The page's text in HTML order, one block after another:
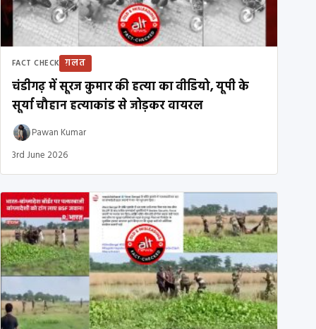
FACT CHECK ग़लत
चंडीगढ़ में सूरज कुमार की हत्या का वीडियो, यूपी के
सूर्या चौहान हत्याकांड से जोड़कर वायरल
Pawan Kumar
3rd June 2026